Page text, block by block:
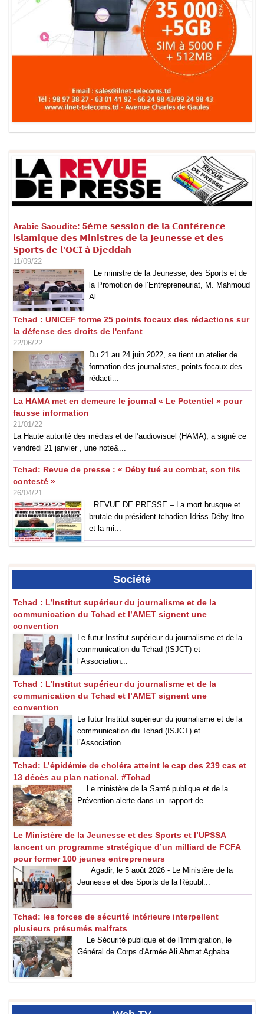
Arabie Saoudite: 5𝗲̀𝗺𝗲 𝘀𝗲𝘀𝘀𝗶𝗼𝗻 𝗱𝗲 𝗹𝗮 𝗖𝗼𝗻𝗳𝗲́𝗿𝗲𝗻𝗰𝗲
𝗶𝘀𝗹𝗮𝗺𝗶𝗾𝘂𝗲 𝗱𝗲𝘀 𝗠𝗶𝗻𝗶𝘀𝘁𝗿𝗲𝘀 𝗱𝗲 𝗹𝗮 𝗝𝗲𝘂𝗻𝗲𝘀𝘀𝗲 𝗲𝘁 𝗱𝗲𝘀
𝗦𝗽𝗼𝗿𝘁𝘀 𝗱𝗲 𝗹’𝗢𝗖𝗜 𝗮̀ 𝗗𝗷𝗲𝗱𝗱𝗮𝗵
11/09/22
Le ministre de la Jeunesse, des Sports et de
la Promotion de l’Entrepreneuriat, M. Mahmoud
Al...
Tchad : UNICEF forme 25 points focaux des rédactions sur
la défense des droits de l'enfant
22/06/22
Du 21 au 24 juin 2022, se tient un atelier de
formation des journalistes, points focaux des
rédacti...
La HAMA met en demeure le journal « Le Potentiel » pour
fausse information
21/01/22
La Haute autorité des médias et de l’audiovisuel (HAMA), a signé ce
vendredi 21 janvier , une note&...
Tchad: Revue de presse : « Déby tué au combat, son fils
contesté »
26/04/21
REVUE DE PRESSE – La mort brusque et
brutale du président tchadien Idriss Déby Itno
et la mi...
Société
Tchad : L’Institut supérieur du journalisme et de la
communication du Tchad et l’AMET signent une
convention
Le futur Institut supérieur du journalisme et de la
communication du Tchad (ISJCT) et
l’Association...
Tchad : L’Institut supérieur du journalisme et de la
communication du Tchad et l’AMET signent une
convention
Le futur Institut supérieur du journalisme et de la
communication du Tchad (ISJCT) et
l’Association...
Tchad: L’épidémie de choléra atteint le cap des 239 cas et
13 décès au plan national. #Tchad
Le ministère de la Santé publique et de la
Prévention alerte dans un rapport de...
Le Ministère de la Jeunesse et des Sports et l’UPSSA
lancent un programme stratégique d’un milliard de FCFA
pour former 100 jeunes entrepreneurs
Agadir, le 5 août 2026 - Le Ministère de la
Jeunesse et des Sports de la Républ...
Tchad: les forces de sécurité intérieure interpellent
plusieurs présumés malfrats
Le Sécurité publique et de l'Immigration, le
Général de Corps d'Armée Ali Ahmat Aghaba...